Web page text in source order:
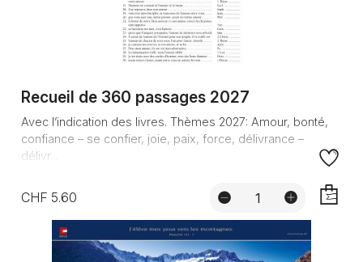
Recueil de 360 passages 2027
Avec l’indication des livres. Thèmes 2027: Amour, bonté,
confiance – se confier, joie, paix, force, délivrance –
délivr...
CHF 5.60